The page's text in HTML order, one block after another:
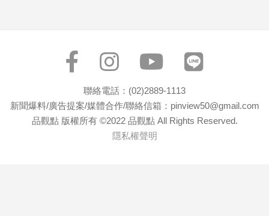
合
聯絡電話：(02)2889-1113
新聞爆料/廣告提案/媒體合作/聯絡信箱：pinview50@gmail.com
品觀點 版權所有 ©2022 品觀點 All Rights Reserved.
隱私權聲明